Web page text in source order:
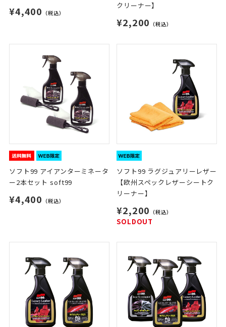
¥4,400 （税込）
クリーナー】
¥2,200 （税込）
ソフト99 アイアンターミネータ
ー2本セット soft99
¥4,400 （税込）
ソフト99 ラグジュアリーレザー
【欧州スペックレザーシートク
リーナー】
¥2,200 （税込）
SOLDOUT